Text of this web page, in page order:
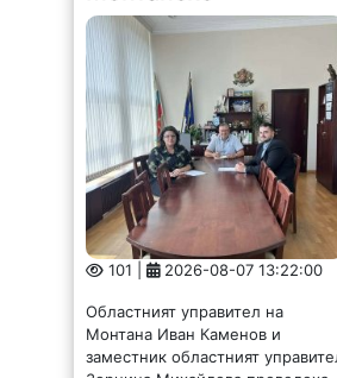
101 | 2026-08-07 13:22:00
Монтана Иван Каменов и
заместник областният управител
Зорница Михайлова проведоха